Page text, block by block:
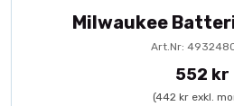
Milwaukee
Art.Nr:
552 kr
(442 kr exkl.